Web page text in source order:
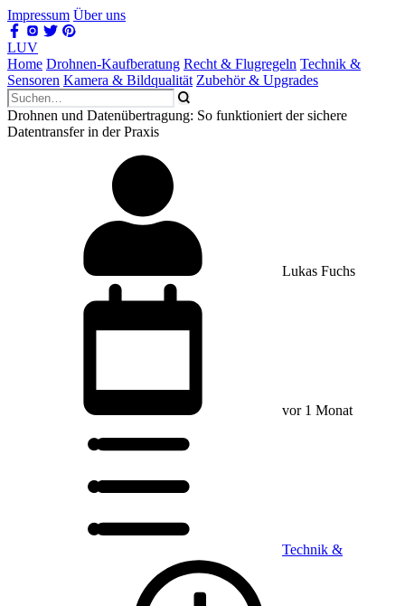
Impressum Über uns
LUV
Home Drohnen-Kaufberatung Recht & Flugregeln Technik &
Sensoren Kamera & Bildqualität Zubehör & Upgrades
Drohnen und Datenübertragung: So funktioniert der sichere
Datentransfer in der Praxis
Lukas Fuchs
vor 1 Monat
Technik &